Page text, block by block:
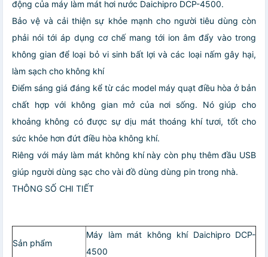
động của máy làm mát hơi nước Daichipro DCP-4500.
Bảo vệ và cải thiện sự khỏe mạnh cho người tiêu dùng còn
phải nói tới áp dụng cơ chế mang tới ion âm đẩy vào trong
không gian để loại bỏ vi sinh bất lợi và các loại nấm gây hại,
làm sạch cho không khí
Điểm sáng giá đáng kể từ các model máy quạt điều hòa ở bản
chất hợp với không gian mở của nơi sống. Nó giúp cho
khoảng không có được sự dịu mát thoáng khí tươi, tốt cho
sức khỏe hơn đứt điều hòa không khí.
Riêng với máy làm mát không khí này còn phụ thêm đầu USB
giúp người dùng sạc cho vài đồ dùng dùng pin trong nhà.
THÔNG SỐ CHI TIẾT
Sản phẩm
Máy làm mát không khí Daichipro DCP-
4500